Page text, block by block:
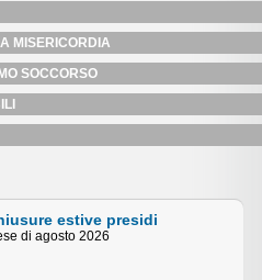
MISERICORDIA
SOCCORSO
estive Uffici